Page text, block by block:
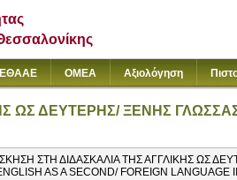
ΕΘΑΑΕ ΟΜΕΑ Αξιολόγηση
ΩΣ ΔΕΥΤΕΡΗΣ/ ΞΕΝΗΣ ΓΛΩΣΣΑΣ
ΣΤΗ ΔΙΔΑΣΚΑΛΙΑ ΤΗΣ ΑΓΓΛΙΚΗΣ ΩΣ
AS A SECOND/ FOREIGN LANGUAGE ΙΙ